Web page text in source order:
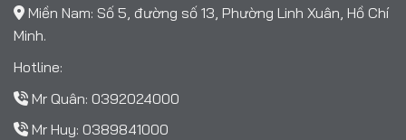
Miền Nam: Số 5, đường số 13, Phường Linh Xuân, Hồ Chí
Minh.
Hotline:
Mr Quân: 0392024000
Mr Huy: 0389841000